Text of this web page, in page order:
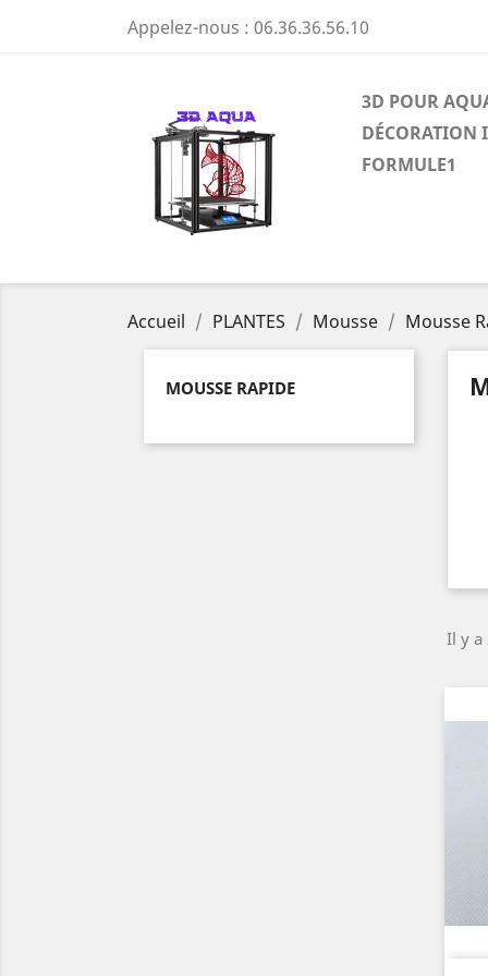
Appelez-nous : 06.36.36.56.10
3D POUR
DÉCORATION
FORMULE1
Accueil PLANTES Mousse Mousse
MOUSSE RAPIDE
Il y a